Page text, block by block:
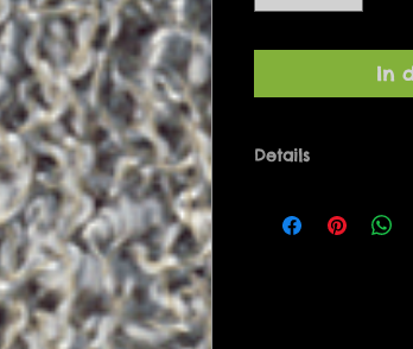
In
Details